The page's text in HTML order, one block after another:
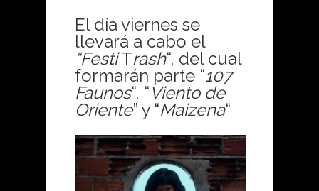
El día viernes se
llevará a cabo el
“FestiTrash“, del cual
formarán parte “107
Faunos“, “Viento de
Oriente” y “Maizena“